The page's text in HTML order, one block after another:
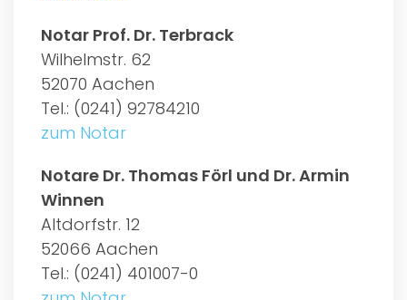
Notar Prof. Dr. Terbrack
Wilhelmstr. 62
52070 Aachen
Tel.: (0241) 92784210
zum Notar
Notare Dr. Thomas Förl und Dr. Armin
Winnen
Altdorfstr. 12
52066 Aachen
Tel.: (0241) 401007-0